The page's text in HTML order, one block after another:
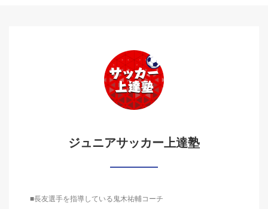
ジュニアサッカー上達塾
■長友選手を指導している鬼木祐輔コーチ